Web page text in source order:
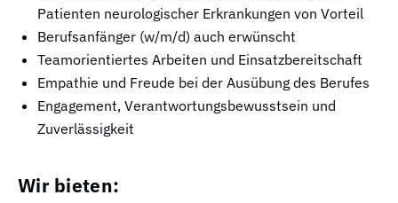
Patienten neurologischer Erkrankungen von Vorteil
Berufsanfänger (w/m/d) auch erwünscht
Teamorientiertes Arbeiten und Einsatzbereitschaft
Empathie und Freude bei der Ausübung des Berufes
Engagement, Verantwortungsbewusstsein und
Zuverlässigkeit
Wir bieten: